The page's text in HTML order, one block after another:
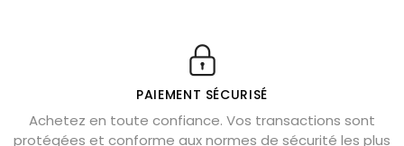
Véritable citrine naturelle non chauffée
Où placer la citrine dans la maison
Cornaline : propriétés magiques
PAIEMENT SÉCURISÉ
Achetez en toute confiance. Vos transactions sont
protégées et conforme aux normes de sécurité les plus